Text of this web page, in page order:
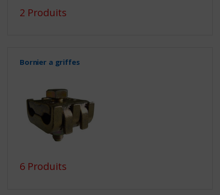
2 Produits
Bornier a griffes
6 Produits